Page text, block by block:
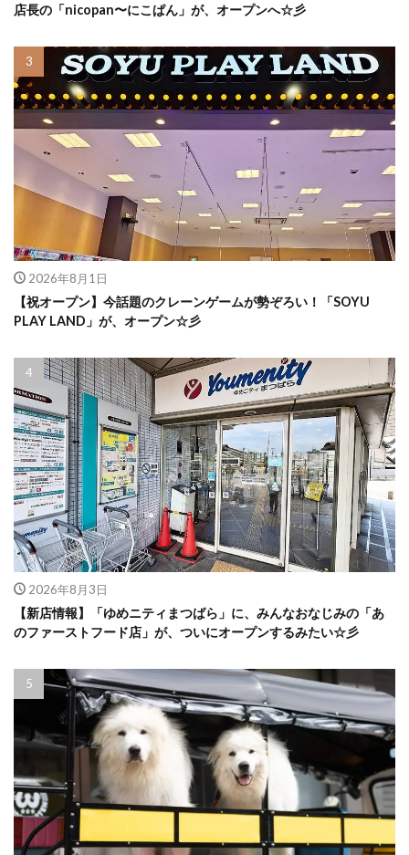
店長の「nicopan〜にこぱん」が、オープンへ☆彡
2026年8月1日
【祝オープン】今話題のクレーンゲームが勢ぞろい！「SOYU
PLAY LAND」が、オープン☆彡
2026年8月3日
【新店情報】「ゆめニティまつばら」に、みんなおなじみの「あ
のファーストフード店」が、ついにオープンするみたい☆彡